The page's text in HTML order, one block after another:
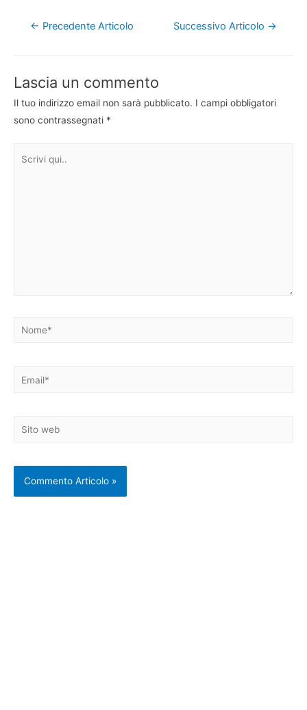
Navigazione
← Precedente Articolo Successivo Articolo →
Lascia un commento
Il tuo indirizzo email non sarà pubblicato. I campi obbligatori
sono contrassegnati *
Nome*
Email*
Sito